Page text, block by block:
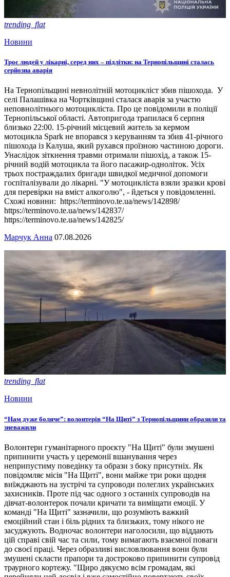
trending_flat
Новини
Троє людей у лікарні, серед них – підлітки: на Тернопільщині сталась
серйозна аварія
На Тернопільщині невнолітній мотоцикліст збив пішохода. У
селі Палашівка на Чортківщині сталася аварія за участю
неповнолітнього мотоцикліста. Про це повідомили в поліції
Тернопільської області. Автопригода трапилася 6 серпня
близько 22:00. 15-річний місцевий житель за кермом
мотоцикла Spark не впорався з керуванням та збив 41-річного
пішохода із Калуша, який рухався проїзною частиною дороги.
Унаслідок зіткнення травми отримали пішохід, а також 15-
річний водій мотоцикла та його пасажир-одноліток. Усіх
трьох постраждалих бригади швидкої медичної допомоги
госпіталізували до лікарні. "У мотоцикліста взяли зразки крові
для перевірки на вміст алкоголю", - йдеться у повідомленні.
Схожі новини: https://terminovo.te.ua/news/142898/
https://terminovo.te.ua/news/142837/
https://terminovo.te.ua/news/142825/
Марчук Анна 07.08.2026
trending_flat
Новини
“Нам дуже боляче”: волонтерів “На Щиті” з Тернопільщини образили та
зневажили
Волонтери гуманітарного проєкту "На Щиті" були змушені
припинити участь у церемонії вшанування через
неприпустиму поведінку та образи з боку присутніх. Як
повідомляє місія "На Щиті", вони майже три роки щодня
виїжджають на зустрічі та супроводи полеглих українських
захисників. Проте під час одного з останніх супроводів на
дівчат-волонтерок почали кричати та виміщати емоції. У
команді "На Щиті" зазначили, що розуміють важкий
емоційний стан і біль рідних та близьких, тому нікого не
засуджують. Водночас волонтери наголосили, що віддають
цій справі свій час та сили, тому вимагають взаємної поваги
до своєї праці. Через образливі висловлювання вони були
змушені скласти прапори та достроково припинити супровід
траурного кортежу. "Щиро дякуємо всім громадам, які